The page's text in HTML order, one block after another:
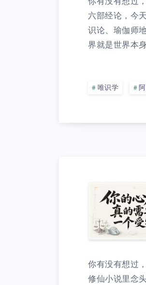
六部经论，今
识论、瑜伽师
界就是世界本
唯识学
你有没有想过
修仙小说里念